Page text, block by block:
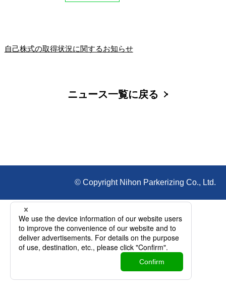
自己株式の取得状況に関するお知らせ
ニュース一覧に戻る
© Copyright Nihon Parkerizing Co., Ltd.